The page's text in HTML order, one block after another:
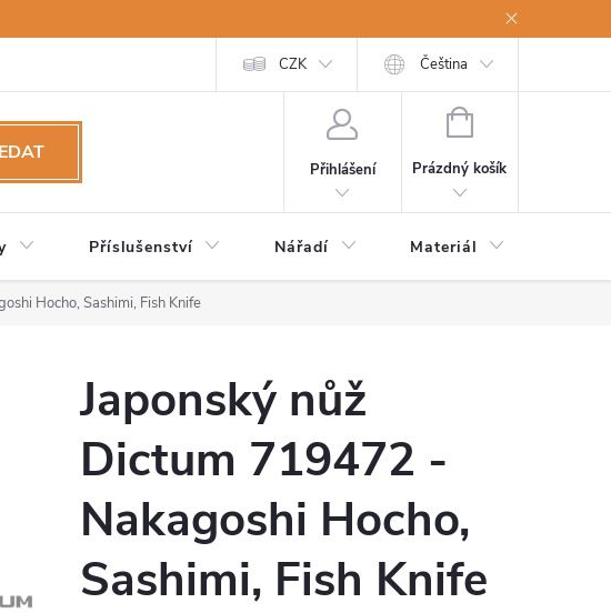
Odstoupení od kupní smlouvy
CZK Čeština
Přihlášení
NÁKUPNÍ
Prázdný košík
Příslušenství Nářadí Materiál
Hocho, Sashimi, Fish Knife
Japonský nůž
Dictum 719472 -
Nakagoshi Hocho,
Sashimi, Fish Knife